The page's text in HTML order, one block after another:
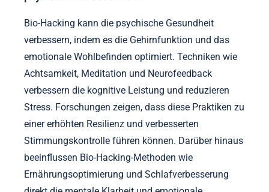
Bio-Hacking kann die psychische Gesundheit
verbessern, indem es die Gehirnfunktion und das
emotionale Wohlbefinden optimiert. Techniken wie
Achtsamkeit, Meditation und Neurofeedback
verbessern die kognitive Leistung und reduzieren
Stress. Forschungen zeigen, dass diese Praktiken zu
einer erhöhten Resilienz und verbesserten
Stimmungskontrolle führen können. Darüber hinaus
beeinflussen Bio-Hacking-Methoden wie
Ernährungsoptimierung und Schlafverbesserung